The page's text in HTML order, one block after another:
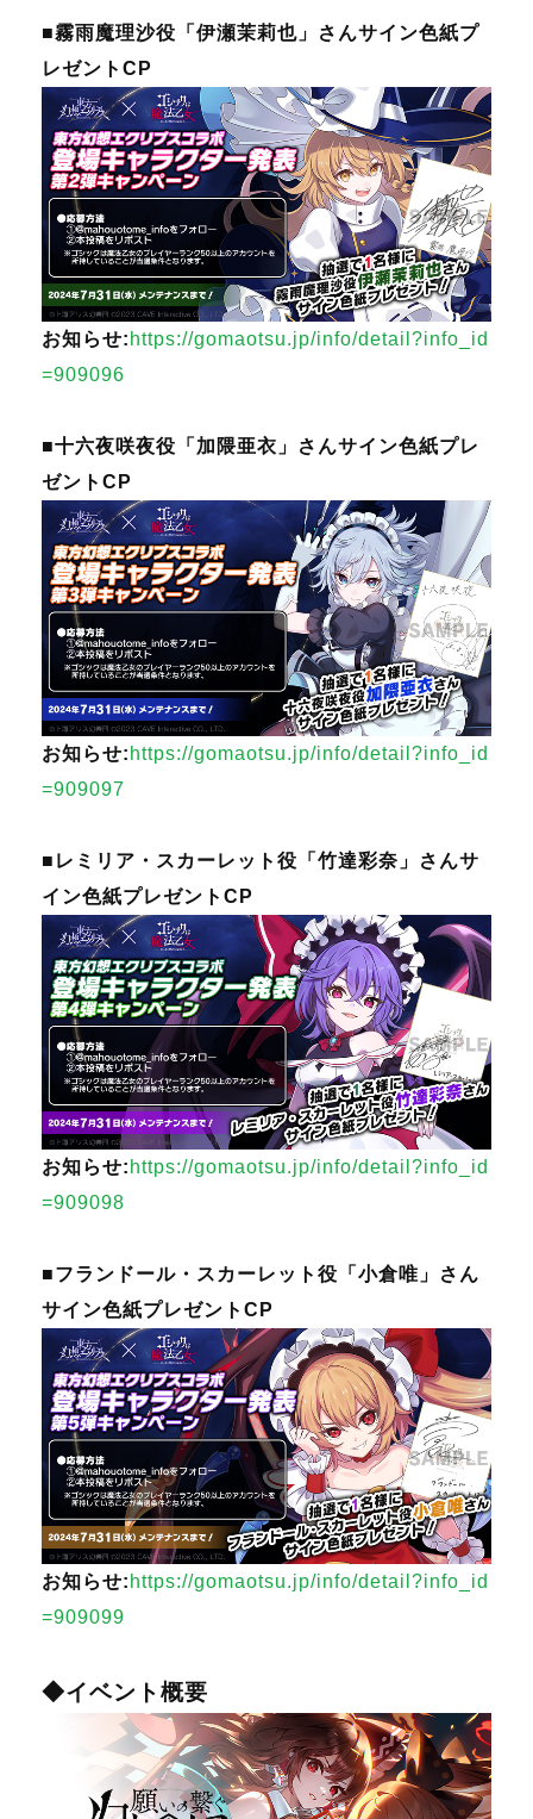
■霧雨魔理沙役「伊瀬茉莉也」さんサイン色紙プ
レゼントCP
お知らせ: https://gomaotsu.jp/info/detail?info_id
=909096
■十六夜咲夜役「加隈亜衣」さんサイン色紙プレ
ゼントCP
お知らせ: https://gomaotsu.jp/info/detail?info_id
=909097
■レミリア・スカーレット役「竹達彩奈」さんサ
イン色紙プレゼントCP
お知らせ: https://gomaotsu.jp/info/detail?info_id
=909098
■フランドール・スカーレット役「小倉唯」さん
サイン色紙プレゼントCP
お知らせ: https://gomaotsu.jp/info/detail?info_id
=909099
◆イベント概要